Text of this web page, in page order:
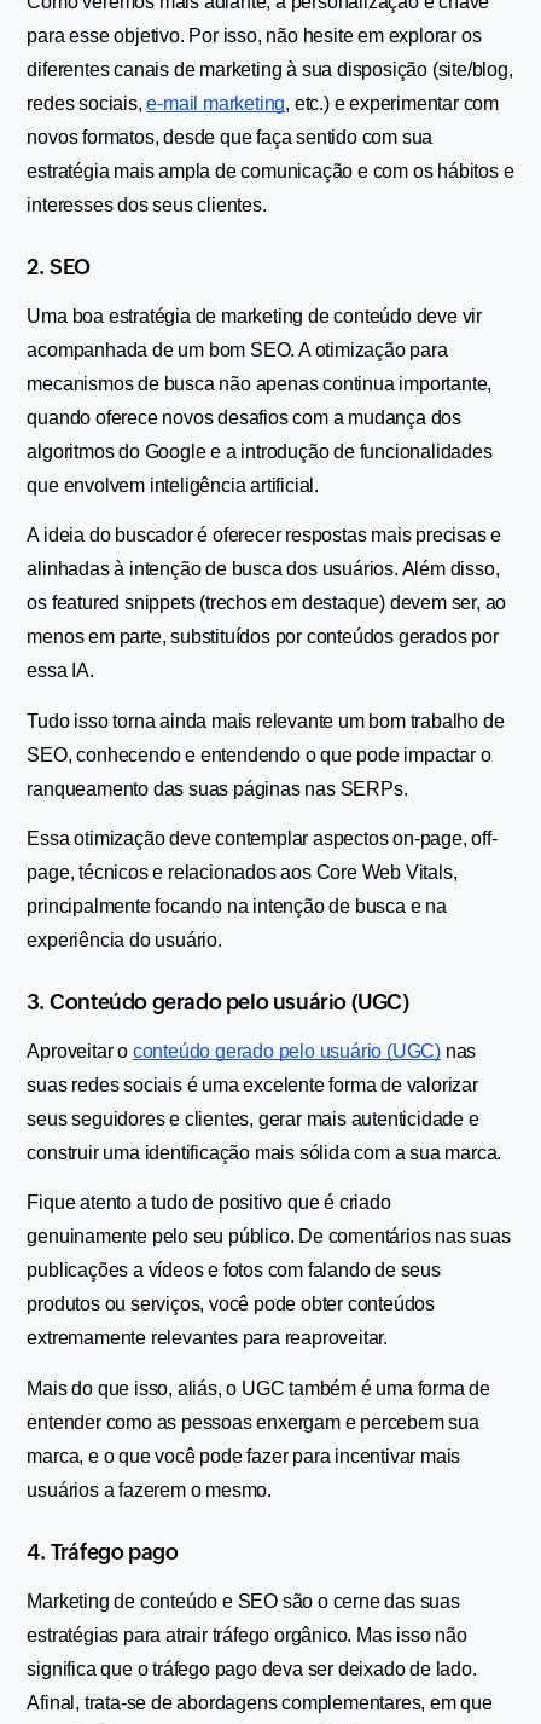
para esse objetivo. Por isso, não hesite em explorar os
diferentes canais de marketing à sua disposição (site/blog,
redes sociais, e-mail marketing, etc.) e experimentar com
novos formatos, desde que faça sentido com sua
estratégia mais ampla de comunicação e com os hábitos e
interesses dos seus clientes.
2. SEO
Uma boa estratégia de marketing de conteúdo deve vir
acompanhada de um bom SEO. A otimização para
mecanismos de busca não apenas continua importante,
quando oferece novos desafios com a mudança dos
algoritmos do Google e a introdução de funcionalidades
que envolvem inteligência artificial.
A ideia do buscador é oferecer respostas mais precisas e
alinhadas à intenção de busca dos usuários. Além disso,
os featured snippets (trechos em destaque) devem ser, ao
menos em parte, substituídos por conteúdos gerados por
essa IA.
Tudo isso torna ainda mais relevante um bom trabalho de
SEO, conhecendo e entendendo o que pode impactar o
ranqueamento das suas páginas nas SERPs.
Essa otimização deve contemplar aspectos on-page, off-
page, técnicos e relacionados aos Core Web Vitals,
principalmente focando na intenção de busca e na
experiência do usuário.
3. Conteúdo gerado pelo usuário (UGC)
Aproveitar o conteúdo gerado pelo usuário (UGC) nas
suas redes sociais é uma excelente forma de valorizar
seus seguidores e clientes, gerar mais autenticidade e
construir uma identificação mais sólida com a sua marca.
Fique atento a tudo de positivo que é criado
genuinamente pelo seu público. De comentários nas suas
publicações a vídeos e fotos com falando de seus
produtos ou serviços, você pode obter conteúdos
extremamente relevantes para reaproveitar.
Mais do que isso, aliás, o UGC também é uma forma de
entender como as pessoas enxergam e percebem sua
marca, e o que você pode fazer para incentivar mais
usuários a fazerem o mesmo.
4. Tráfego pago
Marketing de conteúdo e SEO são o cerne das suas
estratégias para atrair tráfego orgânico. Mas isso não
significa que o tráfego pago deva ser deixado de lado.
Afinal, trata-se de abordagens complementares, em que